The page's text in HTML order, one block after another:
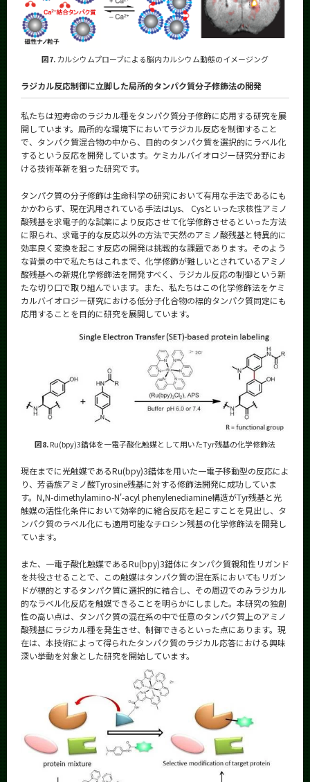
図7.カルシウムプローブによる脳内カルシウム動態のイメージング
ラジカル反応制御に立脚した局所的タンパク質分子修飾法の開発
私たちは短寿命のラジカル種をタンパク質分子修飾に応用する研究を展
開しています。局所的な環境下においてラジカル反応を制御すること
で、タンパク質混合物の中から、目的のタンパク質を選択的にラベル化
するという反応を開発しています。ケミカルバイオロジー研究分野にお
ける技術革新を狙った研究です。
タンパク質の分子修飾は生命科学の研究において有用な手法であるにも
かかわらず、現在汎用されている手法はLys、 Cysといった求核性アミノ
酸残基を求電子的な試薬により反応させて化学修飾させるといった方法
に限られ、求電子的な反応以外の方法で天然のアミノ酸残基と特異的に
効率良く変換を起こす反応の開発は挑戦的な課題であります。そのよう
な背景の中で私たちはこれまで、化学修飾が難しいとされているアミノ
酸残基への新規化学修飾法を開発すべく、ラジカル反応の制御という新
たな切り口で取り組んでいます。また、私たちはこの化学修飾法をケミ
カルバイオロジー研究における低分子化合物の標的タンパク質同定にも
応用することを目的に研究を展開しています。
図8.Ru(bpy)3錯体を一電子酸化触媒として用いたTyr残基の化学修飾法
現在までに光触媒であるRu(bpy)3錯体を用いた一電子移動型の反応によ
り、芳香族アミノ酸Tyrosine残基に対する修飾法開発に成功していま
す。N,N-dimethylamino-N'-acyl phenylenediamine構造がTyr残基と光
触媒の活性化条件において効率的に縮合反応を起こすことを見出し、タ
ンパク質のラベル化にも適用可能なチロシン残基の化学修飾法を開発し
ています。
また、一電子酸化触媒であるRu(bpy)3錯体にタンパク質親和性リガンド
を共役させることで、この触媒はタンパク質の混在系においてもリガン
ドが標的とするタンパク質に選択的に結合し、その周辺でのみラジカル
的なラベル化反応を触媒できることを明らかにしました。本研究の独創
性の高い点は、タンパク質の混在系の中で任意のタンパク質上のアミノ
酸残基にラジカル種を発生させ、制御できるといった点にあります。現
在は、本技術によって得られたタンパク質のラジカル応答における興味
深い挙動を対象とした研究を開始しています。